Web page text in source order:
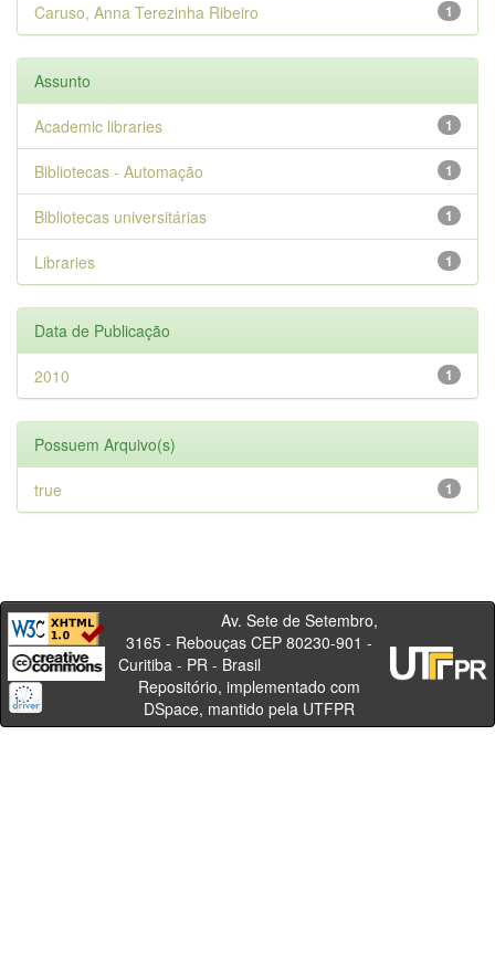
1
Caruso, Anna Terezinha Ribeiro
Assunto
1
Academic libraries
1
Bibliotecas - Automação
1
Bibliotecas universitárias
1
Libraries
Data de Publicação
1
2010
Possuem Arquivo(s)
1
true
Av. Sete de Setembro,
3165 - Rebouças CEP 80230-901 -
Curitiba - PR - Brasil
Repositório, implementado com
DSpace, mantido pela UTFPR